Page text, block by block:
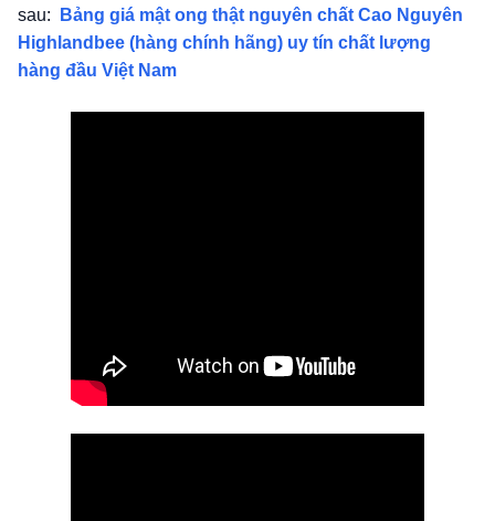
sau:
Bảng giá mật ong thật nguyên chất Cao Nguyên
Highlandbee (hàng chính hãng) uy tín chất lượng
hàng đầu Việt Nam